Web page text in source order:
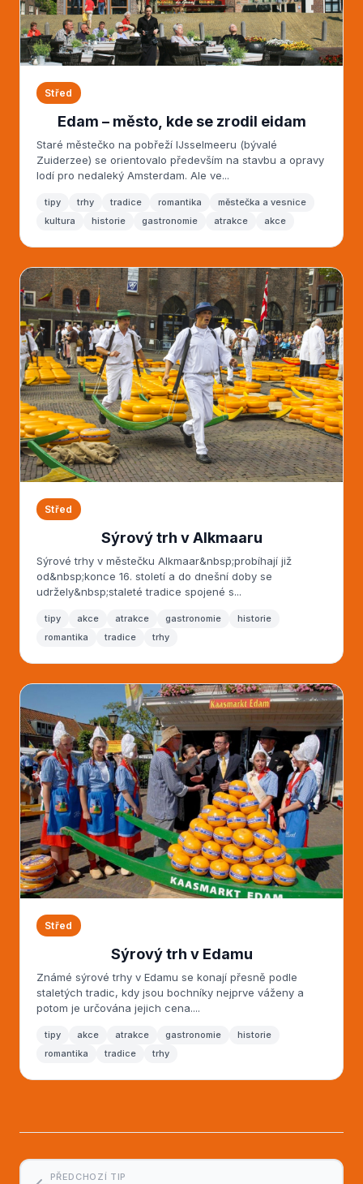
Střed
Edam – město, kde se zrodil eidam
Staré městečko na pobřeží IJsselmeeru (bývalé
Zuiderzee) se orientovalo především na stavbu a opravy
lodí pro nedaleký Amsterdam. Ale ve...
tipy trhy tradice romantika
městečka a vesnice
kultura
historie gastronomie atrakce akce
Střed
Sýrový trh v Alkmaaru
Sýrové trhy v městečku Alkmaar&nbsp;probíhají již
od&nbsp;konce 16. století a do dnešní doby se
udržely&nbsp;staleté tradice spojené s...
tipy akce atrakce gastronomie
historie
romantika
tradice trhy
Střed
Sýrový trh v Edamu
Známé sýrové trhy v Edamu se konají přesně podle
staletých tradic, kdy jsou bochníky nejprve váženy a
potom je určována jejich cena....
tipy akce atrakce gastronomie
historie
romantika
tradice trhy
PŘEDCHOZÍ TIP